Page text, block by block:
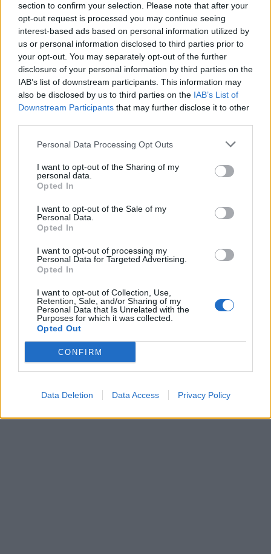
section to confirm your selection. Please note that after your
opt-out request is processed you may continue seeing
interest-based ads based on personal information utilized by
us or personal information disclosed to third parties prior to
your opt-out. You may separately opt-out of the further
disclosure of your personal information by third parties on the
IAB’s list of downstream participants. This information may
also be disclosed by us to third parties on the IAB’s List of
Downstream Participants that may further disclose it to other
Personal Data Processing Opt Outs
I want to opt-out of the Sharing of my
personal data.
Opted In
I want to opt-out of the Sale of my
Personal Data.
Opted In
I want to opt-out of processing my
Personal Data for Targeted Advertising.
Opted In
I want to opt-out of Collection, Use,
Retention, Sale, and/or Sharing of my
Personal Data that Is Unrelated with the
Purposes for which it was collected.
Opted Out
CONFIRM
Data Deletion Data Access Privacy Policy